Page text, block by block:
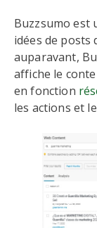
Buzzsumo est
idées de posts
auparavant,
affiche le
en fonction
les actions et